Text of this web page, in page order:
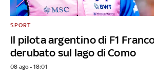
Il pilota argentino di F1
derubato sul lago di Como
SPORT
08 ago - 18:01